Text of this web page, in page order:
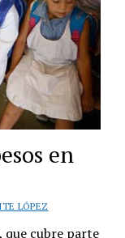
en
LÓPEZ
que cubre parte